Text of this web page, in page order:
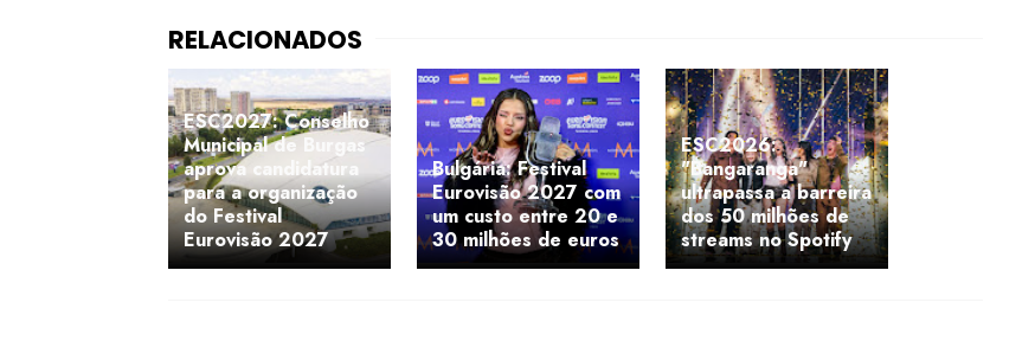
ESC2027: Conselho
Municipal de Burgas
aprova candidatura
para a organização
do Festival
Eurovisão 2027
Bulgária: Festival
Eurovisão 2027 com
um custo entre 20 e
30 milhões de euros
ESC2026:
"Bangaranga"
ultrapassa a barreira
dos 50 milhões de
streams no Spotify